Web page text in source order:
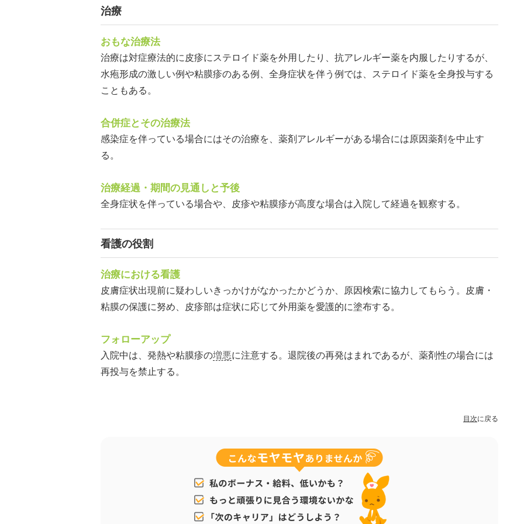
治療
おもな治療法
治療は対症療法的に皮疹にステロイド薬を外用したり、抗アレルギー薬を内服したりするが、
水疱形成の激しい例や粘膜疹のある例、全身症状を伴う例では、ステロイド薬を全身投与する
こともある。
合併症とその治療法
感染症を伴っている場合にはその治療を、薬剤アレルギーがある場合には原因薬剤を中止す
る。
治療経過・期間の見通しと予後
全身症状を伴っている場合や、皮疹や粘膜疹が高度な場合は入院して経過を観察する。
看護の役割
治療における看護
皮膚症状出現前に疑わしいきっかけがなかったかどうか、原因検索に協力してもらう。皮膚・
粘膜の保護に努め、皮疹部は症状に応じて外用薬を愛護的に塗布する。
フォローアップ
入院中は、発熱や粘膜疹の増悪に注意する。退院後の再発はまれであるが、薬剤性の場合には
再投与を禁止する。
目次に戻る